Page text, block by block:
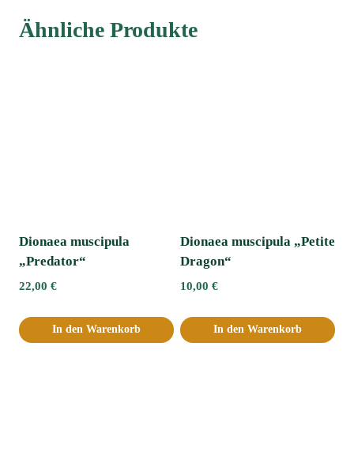
Ähnliche Produkte
Dionaea muscipula
„Predator“
22,00 €
In den Warenkorb
Dionaea muscipula „Petite
Dragon“
10,00 €
In den Warenkorb